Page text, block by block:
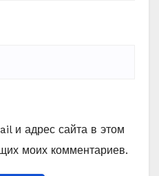
и адрес сайта в этом
моих комментариев.